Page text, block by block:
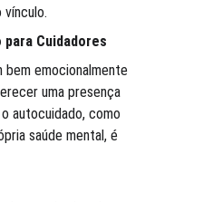
Cuidadores
bem emocionalmente
uma presença
autocuidado, como
saúde mental, é